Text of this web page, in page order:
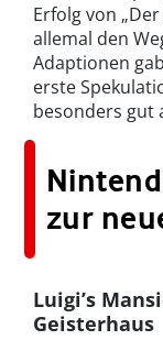
Erfolg von
allemal den
Adaptionen
erste
besonders gut
zur
Luigi’s
Geisterhaus